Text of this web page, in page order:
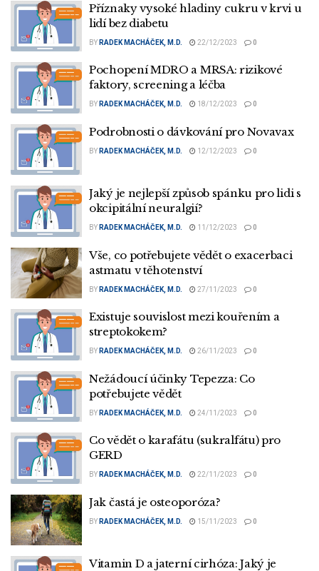
Příznaky vysoké hladiny cukru v krvi u
lidí bez diabetu
BY RADEK MACHÁČEK, M.D. 22/12/2023 0
Pochopení MDRO a MRSA: rizikové
faktory, screening a léčba
BY RADEK MACHÁČEK, M.D. 18/12/2023 0
Podrobnosti o dávkování pro Novavax
BY RADEK MACHÁČEK, M.D. 12/12/2023 0
Jaký je nejlepší způsob spánku pro lidi s
okcipitální neuralgií?
BY RADEK MACHÁČEK, M.D. 11/12/2023 0
Vše, co potřebujete vědět o exacerbaci
astmatu v těhotenství
BY RADEK MACHÁČEK, M.D. 27/11/2023 0
Existuje souvislost mezi kouřením a
streptokokem?
BY RADEK MACHÁČEK, M.D. 26/11/2023 0
Nežádoucí účinky Tepezza: Co
potřebujete vědět
BY RADEK MACHÁČEK, M.D. 24/11/2023 0
Co vědět o karafátu (sukralfátu) pro
GERD
BY RADEK MACHÁČEK, M.D. 22/11/2023 0
Jak častá je osteoporóza?
BY RADEK MACHÁČEK, M.D. 15/11/2023 0
Vitamin D a jaterní cirhóza: Jaký je